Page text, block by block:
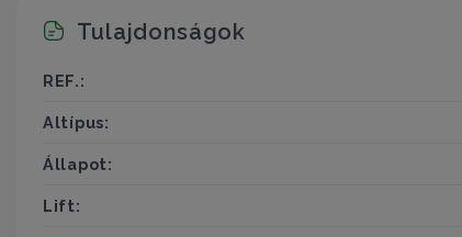
Tulajdonságok
REF.:
Altípus:
Állapot:
Lift: